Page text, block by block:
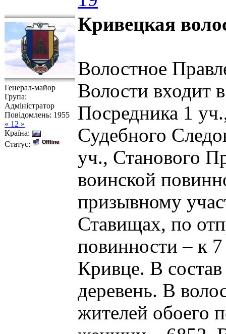
Генерал-майор
Група:
Адміністратор
Повідомлень: 1955
« 12 »
Країна:
Статус:
Кривецкая
Волостное
Волости входит
Посредника 1
Судебного
уч., Станового
воинской
призывному
Ставищах, по
повинности – к
Кривце. В
деревень. В
жителей обоего